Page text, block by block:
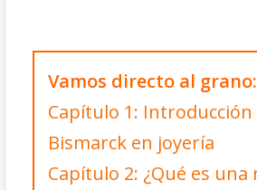
Vamos directo al grano:
Capítulo 1: Introducción
Bismarck en joyería
Capítulo 2: ¿Qué es una